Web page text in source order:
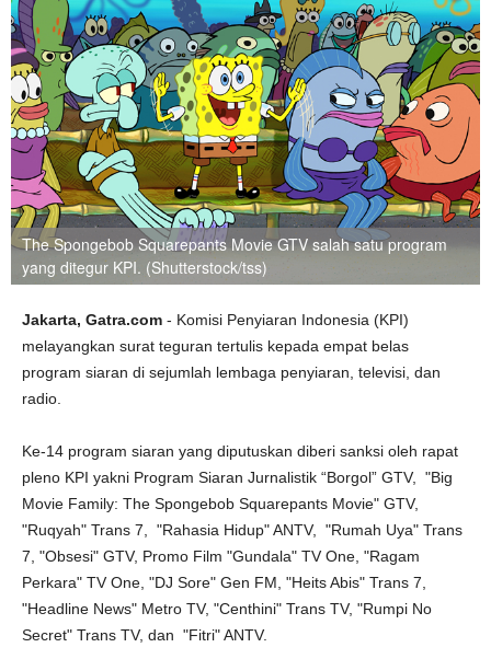
The Spongebob Squarepants Movie GTV salah satu program
yang ditegur KPI. (Shutterstock/tss)
Jakarta, Gatra.com - Komisi Penyiaran Indonesia (KPI)
melayangkan surat teguran tertulis kepada empat belas
program siaran di sejumlah lembaga penyiaran, televisi, dan
radio.
Ke-14 program siaran yang diputuskan diberi sanksi oleh rapat
pleno KPI yakni Program Siaran Jurnalistik “Borgol” GTV, "Big
Movie Family: The Spongebob Squarepants Movie" GTV,
"Ruqyah" Trans 7, "Rahasia Hidup" ANTV, "Rumah Uya" Trans
7, "Obsesi" GTV, Promo Film "Gundala" TV One, "Ragam
Perkara" TV One, "DJ Sore" Gen FM, "Heits Abis" Trans 7,
"Headline News" Metro TV, "Centhini" Trans TV, "Rumpi No
Secret" Trans TV, dan "Fitri" ANTV.